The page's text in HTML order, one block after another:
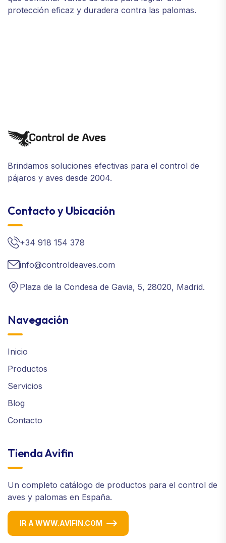
protección eficaz y duradera contra las palomas.
Brindamos soluciones efectivas para el control de
pájaros y aves desde 2004.
Contacto y Ubicación
+34 918 154 378
info@controldeaves.com
Plaza de la Condesa de Gavia, 5, 28020, Madrid.
Navegación
Inicio
Productos
Servicios
Blog
Contacto
Tienda Avifin
Un completo catálogo de productos para el control de
aves y palomas en España.
IR A WWW.AVIFIN.COM